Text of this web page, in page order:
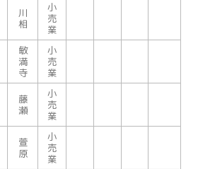
川
相
小
売
業
敏
満
寺
小
売
業
藤
瀬
小
売
業
萱
原
小
売
業